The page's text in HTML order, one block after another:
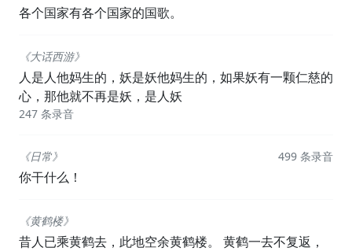
各个国家有各个国家的国歌。
《大话西游》
人是人他妈生的，妖是妖他妈生的，如果妖有一颗仁慈的
心，那他就不再是妖，是人妖
247 条录音
《日常》
你干什么！
499 条录音
《黄鹤楼》
昔人已乘黄鹤去，此地空余黄鹤楼。 黄鹤一去不复返，